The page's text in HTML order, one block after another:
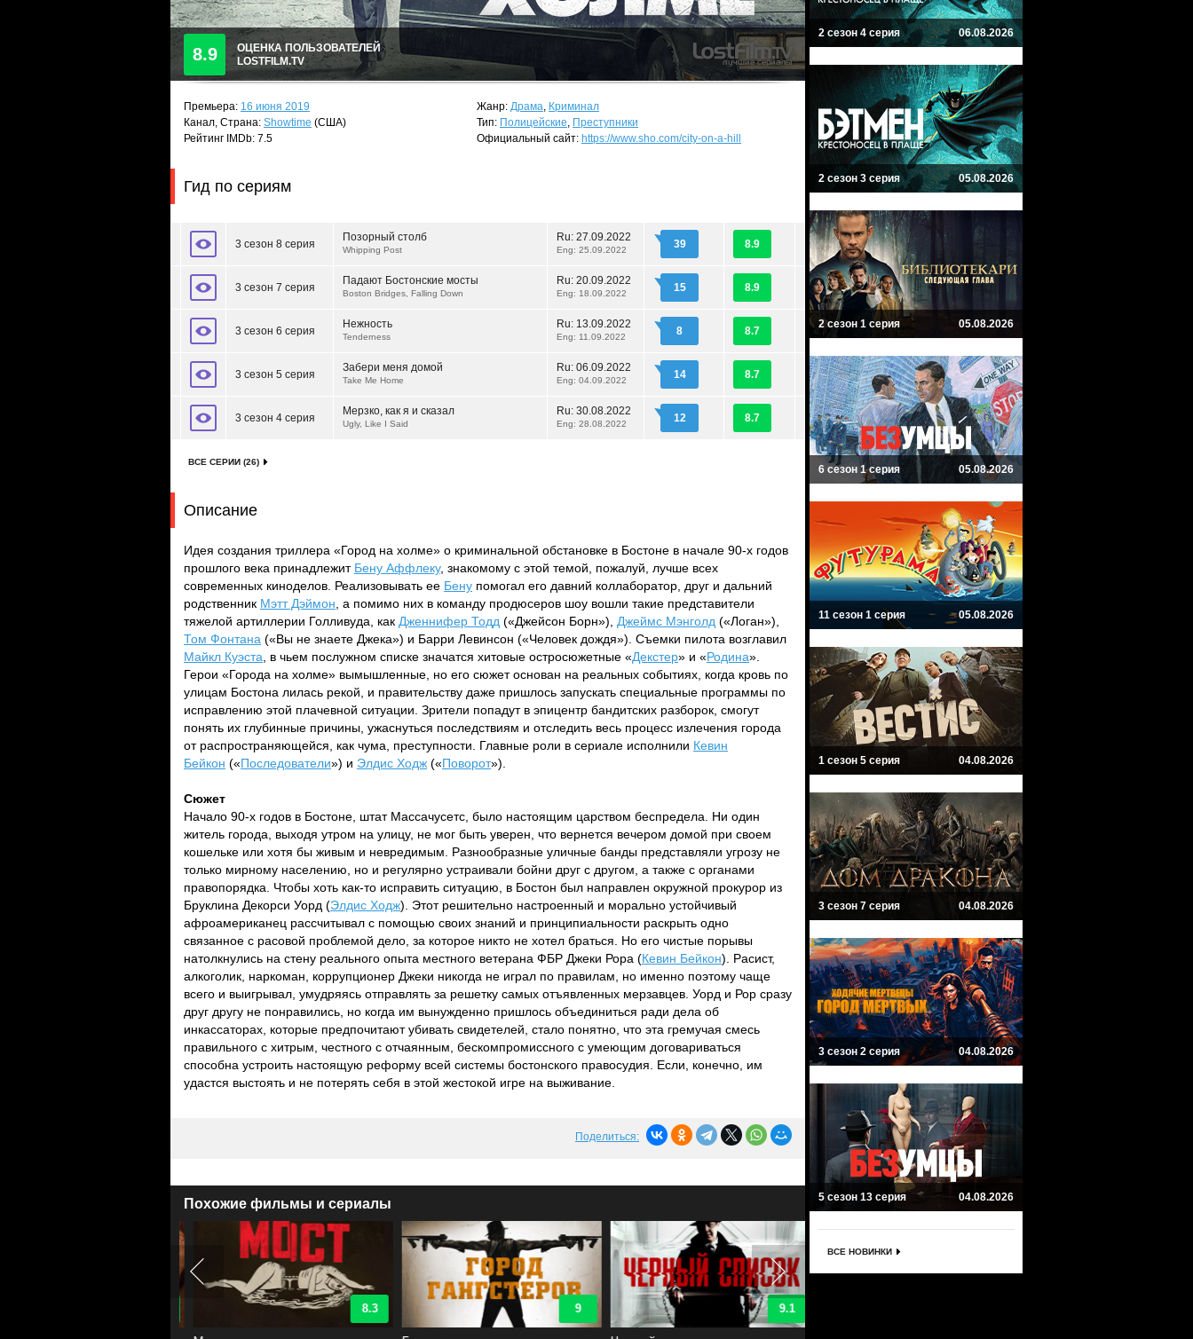
8.9
ОЦЕНКА ПОЛЬЗОВАТЕЛЕЙ
LOSTFILM.TV
Премьера: 16 июня 2019
Канал, Страна: Showtime (США)
Рейтинг IMDb: 7.5
Жанр: Драма, Криминал
Тип: Полицейские, Преступники
Официальный сайт: https://www.sho.com/city-on-a-hill
Гид по сериям
3 сезон 8 серия
Позорный столб
Whipping Post
Ru: 27.09.2022
Eng: 25.09.2022 39 8.9
3 сезон 7 серия
Падают Бостонские мосты
Boston Bridges, Falling Down
Ru: 20.09.2022
Eng: 18.09.2022 15 8.9
3 сезон 6 серия
Нежность
Tenderness
Ru: 13.09.2022
Eng: 11.09.2022 8 8.7
3 сезон 5 серия
Забери меня домой
Take Me Home
Ru: 06.09.2022
Eng: 04.09.2022 14 8.7
3 сезон 4 серия
Мерзко, как я и сказал
Ugly, Like I Said
Ru: 30.08.2022
Eng: 28.08.2022 12 8.7
ВСЕ СЕРИИ (26)
Описание
Идея создания триллера «Город на холме» о криминальной обстановке в Бостоне в начале 90-х годов
прошлого века принадлежит Бену Аффлеку, знакомому с этой темой, пожалуй, лучше всех
современных киноделов. Реализовывать ее Бену помогал его давний коллаборатор, друг и дальний
родственник Мэтт Дэймон , а помимо них в команду продюсеров шоу вошли такие представители
тяжелой артиллерии Голливуда, как Дженнифер Тодд («Джейсон Борн»), Джеймс Мэнголд («Логан»),
Том Фонтана («Вы не знаете Джека») и Барри Левинсон («Человек дождя»). Съемки пилота возглавил
Майкл Куэста , в чьем послужном списке значатся хитовые остросюжетные «Декстер» и «Родина».
Герои «Города на холме» вымышленные, но его сюжет основан на реальных событиях, когда кровь по
улицам Бостона лилась рекой, и правительству даже пришлось запускать специальные программы по
исправлению этой плачевной ситуации. Зрители попадут в эпицентр бандитских разборок, смогут
понять их глубинные причины, ужаснуться последствиям и отследить весь процесс излечения города
от распространяющейся, как чума, преступности. Главные роли в сериале исполнили Кевин
Бейкон («Последователи») и Элдис Ходж («Поворот»).
Сюжет
Начало 90-х годов в Бостоне, штат Массачусетс, было настоящим царством беспредела. Ни один
житель города, выходя утром на улицу, не мог быть уверен, что вернется вечером домой при своем
кошельке или хотя бы живым и невредимым. Разнообразные уличные банды представляли угрозу не
только мирному населению, но и регулярно устраивали бойни друг с другом, а также с органами
правопорядка. Чтобы хоть как-то исправить ситуацию, в Бостон был направлен окружной прокурор из
Бруклина Декорси Уорд (Элдис Ходж). Этот решительно настроенный и морально устойчивый
афроамериканец рассчитывал с помощью своих знаний и принципиальности раскрыть одно
связанное с расовой проблемой дело, за которое никто не хотел браться. Но его чистые порывы
натолкнулись на стену реального опыта местного ветерана ФБР Джеки Рора (Кевин Бейкон). Расист,
алкоголик, наркоман, коррупционер Джеки никогда не играл по правилам, но именно поэтому чаще
всего и выигрывал, умудряясь отправлять за решетку самых отъявленных мерзавцев. Уорд и Рор сразу
друг другу не понравились, но когда им вынужденно пришлось объединиться ради дела об
инкассаторах, которые предпочитают убивать свидетелей, стало понятно, что эта гремучая смесь
правильного с хитрым, честного с отчаянным, бескомпромиссного с умеющим договариваться
способна устроить настоящую реформу всей системы бостонского правосудия. Если, конечно, им
удастся выстоять и не потерять себя в этой жестокой игре на выживание.
Поделиться:
Похожие фильмы и сериалы
8.3 9.1
2 сезон 4 серия 06.08.2026
2 сезон 3 серия 05.08.2026
2 сезон 1 серия 05.08.2026
6 сезон 1 серия 05.08.2026
11 сезон 1 серия 05.08.2026
1 сезон 5 серия 04.08.2026
3 сезон 7 серия 04.08.2026
3 сезон 2 серия 04.08.2026
5 сезон 13 серия 04.08.2026
ВСЕ НОВИНКИ